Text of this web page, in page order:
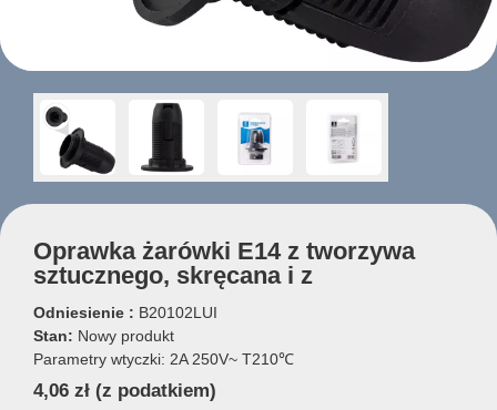
Oprawka żarówki E14 z tworzywa
sztucznego, skręcana i z
Odniesienie : B20102LUI
Stan: Nowy produkt
Parametry wtyczki: 2A 250V~ T210℃
4,06 zł (z podatkiem)